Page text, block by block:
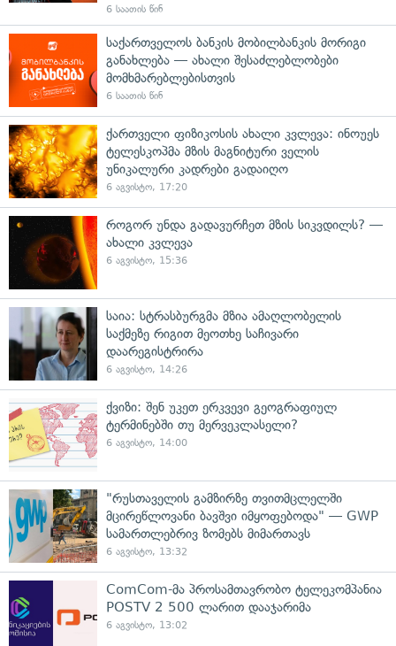
6 საათის წინ
საქართველოს ბანკის მობილბანკის მორიგი
განახლება — ახალი შესაძლებლობები
მომხმარებლებისთვის
6 საათის წინ
ქართველი ფიზიკოსის ახალი კვლევა: ინოუეს
ტელესკოპმა მზის მაგნიტური ველის
უნიკალური კადრები გადაიღო
6 აგვისტო, 17:20
როგორ უნდა გადავურჩეთ მზის სიკვდილს? —
ახალი კვლევა
6 აგვისტო, 15:36
საია: სტრასბურგმა მზია ამაღლობელის
საქმეზე რიგით მეოთხე საჩივარი
დაარეგისტრირა
6 აგვისტო, 14:26
ქვიზი: შენ უკეთ ერკვევი გეოგრაფიულ
ტერმინებში თუ მერვეკლასელი?
6 აგვისტო, 14:00
"რუსთაველის გამზირზე თვითმცლელში
მცირეწლოვანი ბავშვი იმყოფებოდა" — GWP
სამართლებრივ ზომებს მიმართავს
6 აგვისტო, 13:32
ComCom-მა პროსამთავრობო ტელეკომპანია
POSTV 2 500 ლარით დააჯარიმა
6 აგვისტო, 13:02